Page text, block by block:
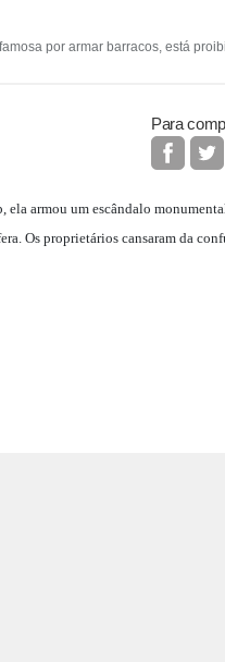
por armar barracos, está
Para
armou um escândalo
Os proprietários cansaram da